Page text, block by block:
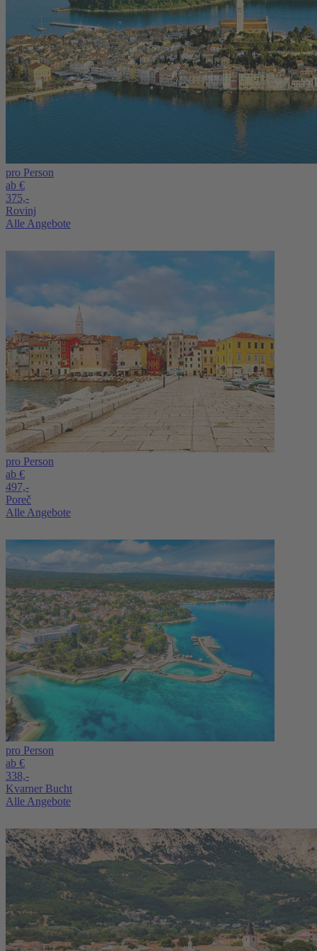
pro Person
ab €
375,-
Rovinj
Alle Angebote
pro Person
ab €
497,-
Poreč
Alle Angebote
pro Person
ab €
338,-
Kvarner Bucht
Alle Angebote